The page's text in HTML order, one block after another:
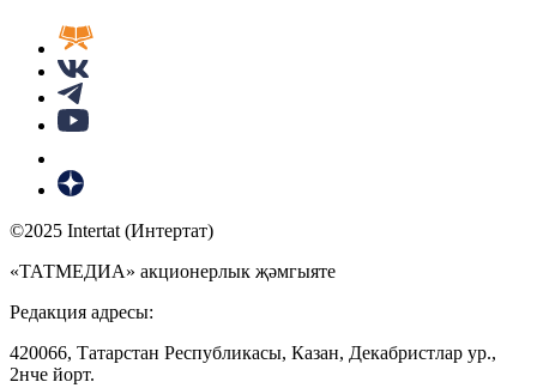
©2025 Intertat (Интертат)
«ТАТМЕДИА» акционерлык җәмгыяте
Редакция адресы:
420066, Татарстан Республикасы, Казан, Декабристлар ур.,
2нче йорт.